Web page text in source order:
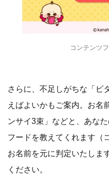
コンテンツ
さらに、不足しがちな「ビ
えばよいかもご案内。お名
ンサイ3束」などと、あな
フードを教えてくれます（
お名前を元に判定いたしま
ください。